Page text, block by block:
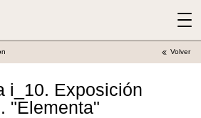
Volver
i_10. Exposición
"Elementa"